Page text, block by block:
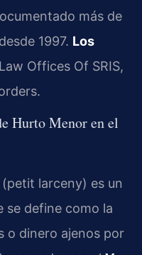
más de
1997. Los
Law Offices Of SRIS,
Hurto Menor en el
larceny) es un
se define como la
o dinero ajenos por